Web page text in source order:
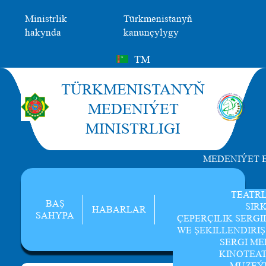
Ministrlik
hakynda
Türkmenistanyň
kanunçylygy
TM
TÜRKMENISTANYŇ
MEDENIÝET
MINISTRLIGI
BAŞ
SAHYPA
HABARLAR
MEDENIÝET
ÇEPERÇILIK
WE
SERGI